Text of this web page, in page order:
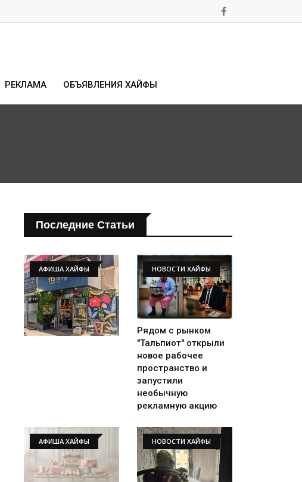
РЕКЛАМА ОБЪЯВЛЕНИЯ ХАЙФЫ
Последние Статьи
АФИША ХАЙФЫ НОВОСТИ ХАЙФЫ
Рядом с рынком
"Тальпиот" открыли
новое рабочее
пространство и
запустили
необычную
рекламную акцию
АФИША ХАЙФЫ НОВОСТИ ХАЙФЫ